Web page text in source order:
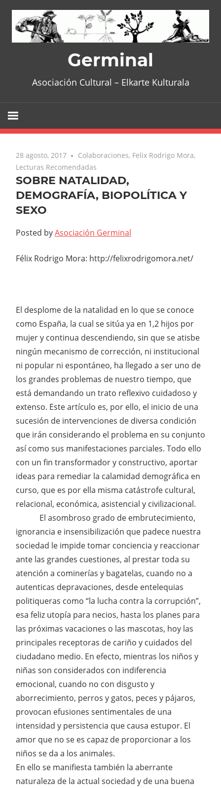
content
Germinal
Asociación Cultural – Elkarte Kulturala
28 agosto, 2017 No comments
Colaboraciones, Felix Rodrigo Mora,
Lecturas Recomendadas
SOBRE NATALIDAD,
DEMOGRAFÍA, BIOPOLÍTICA Y
SEXO
Posted byAsociación Germinal
Félix Rodrigo Mora: http://felixrodrigomora.net/
El desplome de la natalidad en lo que se conoce
como España, la cual se sitúa ya en 1,2 hijos por
mujer y continua descendiendo, sin que se atisbe
ningún mecanismo de corrección, ni institucional
ni popular ni espontáneo, ha llegado a ser uno de
los grandes problemas de nuestro tiempo, que
está demandando un trato reflexivo cuidadoso y
extenso. Este artículo es, por ello, el inicio de una
sucesión de intervenciones de diversa condición
que irán considerando el problema en su conjunto
así como sus manifestaciones parciales. Todo ello
con un fin transformador y constructivo, aportar
ideas para remediar la calamidad demográfica en
curso, que es por ella misma catástrofe cultural,
relacional, económica, asistencial y civilizacional.
El asombroso grado de embrutecimiento,
ignorancia e insensibilización que padece nuestra
sociedad le impide tomar conciencia y reaccionar
ante las grandes cuestiones, al prestar toda su
atención a cominerías y bagatelas, cuando no a
autenticas depravaciones, desde entelequias
politiqueras como “la lucha contra la corrupción”,
esa feliz utopía para necios, hasta los planes para
las próximas vacaciones o las mascotas, hoy las
principales receptoras de cariño y cuidados del
ciudadano medio. En efecto, mientras los niños y
niñas son considerados con indiferencia
emocional, cuando no con disgusto y
aborrecimiento, perros y gatos, peces y pájaros,
provocan efusiones sentimentales de una
intensidad y persistencia que causa estupor. El
amor que no se es capaz de proporcionar a los
niños se da a los animales.
En ello se manifiesta también la aberrante
naturaleza de la actual sociedad y de una buena